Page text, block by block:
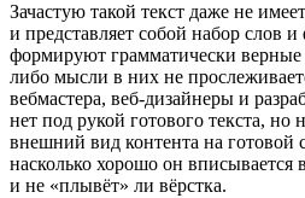
Зачастую такой текст даже не
и представляет собой набор слов
формируют грамматически
либо мысли в них не
вебмастера, веб-дизайнеры и
нет под рукой готового текста, но
внешний вид контента на готовой
насколько хорошо он вписывается
и не «плывёт» ли вёрстка.